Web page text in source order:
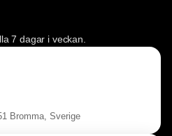
7 dagar i veckan.
Bromma, Sverige